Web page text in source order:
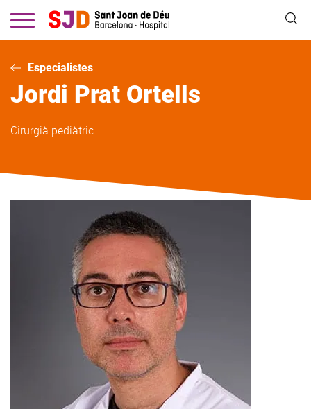
contingut
Especialistes
Jordi Prat Ortells
Cirurgià pediàtric